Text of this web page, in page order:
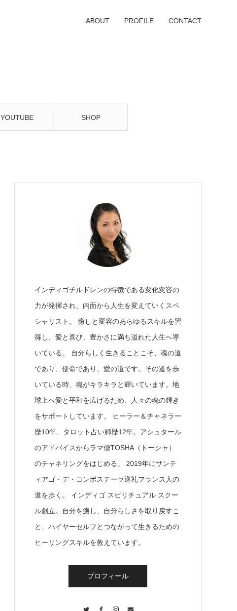
YOUTUBE SHOP
ABOUT PROFILE CONTACT
インディゴチルドレンの特徴である変化変容の
力が発揮され、内面から人生を変えていくスペ
シャリスト。 癒しと変容のあらゆるスキルを習
得し、愛と喜び、豊かさに満ち溢れた人生へ導
いている。 自分らしく生きることこそ、魂の道
であり、使命であり、愛の道です。その道を歩
いている時、魂がキラキラと輝いています。地
球上へ愛と平和を広げるため、人々の魂の輝き
をサポートしています。 ヒーラー＆チャネラー
歴10年、タロット占い師歴12年。アシュタール
のアドバイスからラマ僧TOSHA（トーシャ）
のチャネリングをはじめる。 2019年にサンテ
ィアゴ・デ・コンポステーラ巡礼フランス人の
道を歩く。 インディゴ スピリチュアル スクー
ル創立。自分を癒し、自分らしさを取り戻すこ
と、ハイヤーセルフとつながって生きるための
ヒーリングスキルを教えています。
プロフィール